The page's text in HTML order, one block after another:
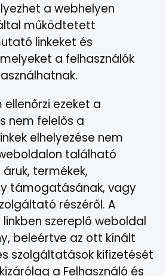
a webhelyen
működtetett
linkeket és
a felhasználók
ezeket a
nem felelős a
elhelyezése nem
található
termékek,
támogatásának, vagy
részéről. A
szereplő weboldal
beleértve az ott kínált
szolgáltatások kifizetését
a Felhasználó és